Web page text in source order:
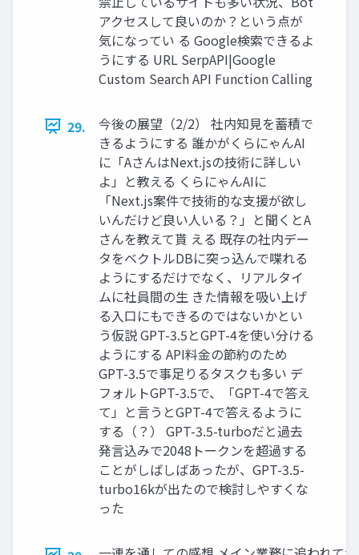
アクセスして良いのか？という点が
気になってい る Google検索できるよ
うにする URL SerpAPI|Google
Custom Search API Function Calling
29.
今後の展望（2/2） 社内知見を蓄積で
きるようにする 誰かがくらにゃんAI
に「AさんはNext.jsの技術に詳しい
よ」と教える くらにゃんAIに
「Next.js案件で技術的な支援が欲し
いんだけど良い人いる？」と聞くとA
さんを教えて貰 える 既存の社内デー
タをベクトルDBに突っ込んで喋れる
ようにするだけでなく、リアルタイ
ムに社員間の生 きた情報を吸い上げ
る入口にもできるのではないかとい
う仮説 GPT-3.5とGPT-4を使い分ける
ようにする API料金の節約のため
GPT-3.5で事足りるタスクも多い デ
フォルトGPT-3.5で、「GPT-4で答え
て」と言うとGPT-4で答えるように
する（？） GPT-3.5-turboだと過去
発言込みで2048トークンを超過する
ことがしばしばあったが、GPT-3.5-
turbo16kが出たので検討しやすくな
った